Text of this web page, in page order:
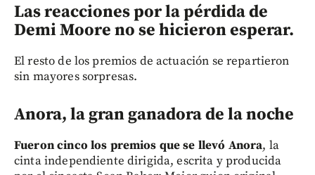
Las reacciones por la pérdida de
Demi Moore no se hicieron esperar.
El resto de los premios de actuación se repartieron
sin mayores sorpresas.
Anora, la gran ganadora de la noche
Fueron cinco los premios que se llevó Anora, la
cinta independiente dirigida, escrita y producida